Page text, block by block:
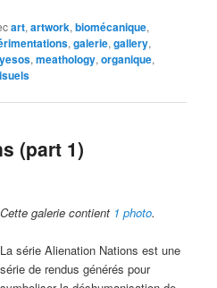
art,artwork,biomécanique,
,galerie,gallery,
,meathology,organique,
(part 1)
Cette galerie contient 1 photo.
La série Alienation Nations est une
série de rendus générés pour